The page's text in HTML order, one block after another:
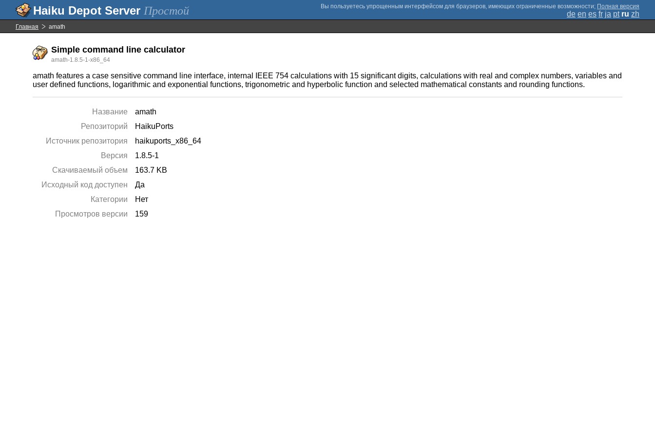
Простой ; Полная версия
de en es fr ja pt ru zh
Главная amath
Simple command line calculator
amath-1.8.5-1-x86_64
amath features a case sensitive command line interface, internal IEEE 754 calculations with 15 significant digits, calculations with real and complex numbers, variables and
user defined functions, logarithmic and exponential functions, trigonometric and hyperbolic function and selected mathematical constants and rounding functions.
Название
amath
Репозиторий
HaikuPorts
Источник репозитория
haikuports_x86_64
Версия
1.8.5-1
Скачиваемый объем
163.7 KB
Исходный код доступен
Да
Категории
Нет
Просмотров версии
159